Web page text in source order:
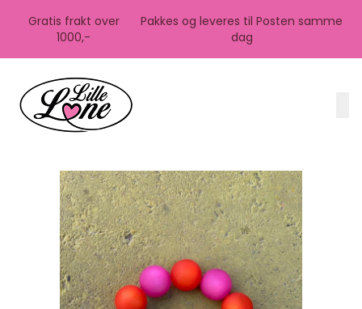
Gratis frakt over
1000,-
Pakkes og leveres til Posten samme
dag